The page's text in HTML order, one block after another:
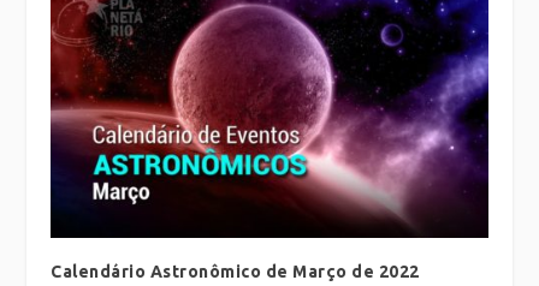
Calendário Astronômico de Março de 2022